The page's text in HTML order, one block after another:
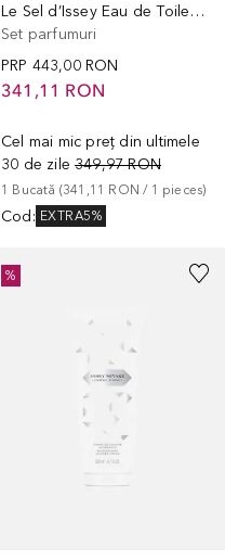
Le Sel d’Issey Eau de Toilette 50 ml Gift Set
Set parfumuri
PRP 443,00 RON
341,11 RON
Cel mai mic preț din ultimele
30 de zile 349,97 RON
1 Bucată (341,11 RON / 1 pieces)
Cod : EXTRA5%
%